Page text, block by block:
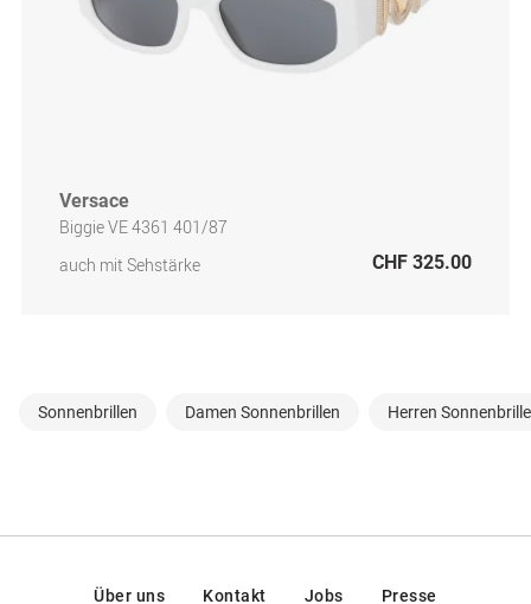
Versace
Biggie VE 4361 401/87
auch mit Sehstärke
CHF 325.00
Sonnenbrillen Damen Sonnenbrillen Herren
Über uns Kontakt Jobs Presse